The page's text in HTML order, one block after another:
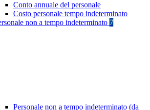
Conto annuale del personale
Costo personale tempo indeterminato
non a tempo indeterminato 7
Personale non a tempo indeterminato (da